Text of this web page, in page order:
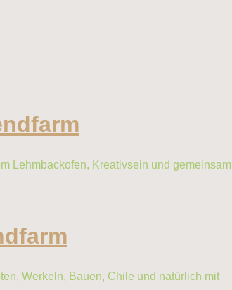
Lehmbackofen, Kreativsein und gemeinsam
Werkeln, Bauen, Chile und natürlich mit